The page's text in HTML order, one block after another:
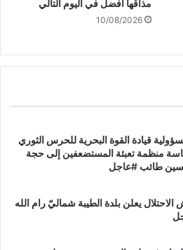
مذاقها أفضل في اليوم التالي
10/08/2026
قيادة القوة البحرية للحرس الثوري
منظمة تعبئة المستضعفين إلى حجة
طائب #عاجل
يعلن بلدة الطيبة شماليّ رام الله